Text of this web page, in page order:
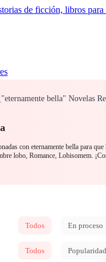
Sistema
"eternamente bella" Novelas
con eternamente bella para
lobo, Romance, Lobisomem.
Todos En proceso
Todos Popularidad